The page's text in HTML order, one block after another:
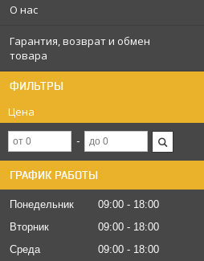
О нас
Гарантия, возврат и обмен
товара
ФИЛЬТРЫ
Цена
ГРАФИК РАБОТЫ
Понедельник 09:00
18:00
Вторник
09:00
18:00
Среда
09:00
18:00